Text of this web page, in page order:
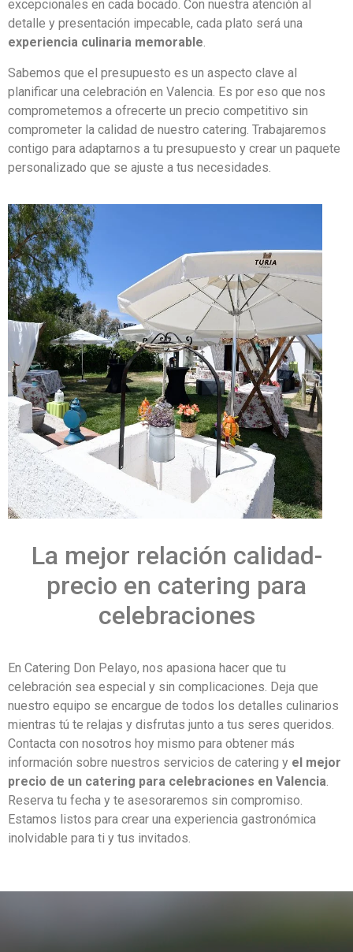
excepcionales en cada bocado. Con nuestra atención al
detalle y presentación impecable, cada plato será una
experiencia culinaria memorable.
Sabemos que el presupuesto es un aspecto clave al
planificar una celebración en Valencia. Es por eso que nos
comprometemos a ofrecerte un precio competitivo sin
comprometer la calidad de nuestro catering. Trabajaremos
contigo para adaptarnos a tu presupuesto y crear un paquete
personalizado que se ajuste a tus necesidades.
La mejor relación calidad-
precio en catering para
celebraciones
En Catering Don Pelayo, nos apasiona hacer que tu
celebración sea especial y sin complicaciones. Deja que
nuestro equipo se encargue de todos los detalles culinarios
mientras tú te relajas y disfrutas junto a tus seres queridos.
Contacta con nosotros hoy mismo para obtener más
información sobre nuestros servicios de catering y el mejor
precio de un catering para celebraciones en Valencia.
Reserva tu fecha y te asesoraremos sin compromiso.
Estamos listos para crear una experiencia gastronómica
inolvidable para ti y tus invitados.